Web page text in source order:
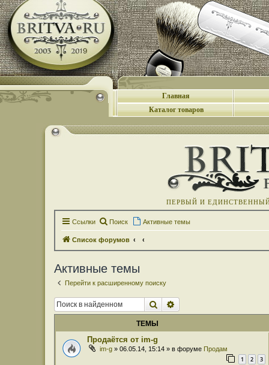
Главная
Каталог товаров
ПЕРВЫЙ И
Ссылки Поиск Активные темы
Список форумов
Активные темы
Перейти к расширенному поиску
Поиск
ТЕМЫ
Продаётся от im-g
im-g » 06.05.14, 15:14 » в форуме Продам
1 2 3